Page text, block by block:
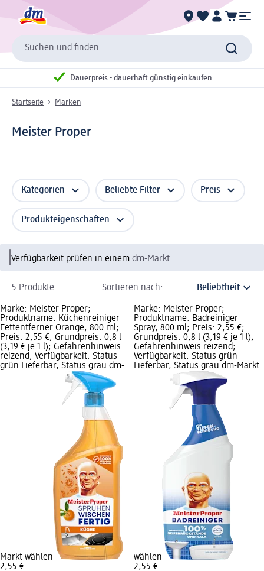
Suchen und finden
Dauerpreis - dauerhaft günstig einkaufen
Startseite Marken
Meister Proper
Kategorien Beliebte Filter Preis
Produkteigenschaften
Verfügbarkeit prüfen in einem dm-Markt
5 Produkte Sortieren nach:
Marke: Meister Proper;
Produktname: Küchenreiniger
Fettentferner Orange, 800 ml;
Preis: 2,55 €; Grundpreis: 0,8 l
(3,19 € je 1 l); Gefahrenhinweis
reizend; Verfügbarkeit: Status
grün Lieferbar, Status grau dm-
Markt wählen
2,55 €
Marke: Meister Proper;
Produktname: Badreiniger
Spray, 800 ml; Preis: 2,55 €;
Grundpreis: 0,8 l (3,19 € je 1 l);
Gefahrenhinweis reizend;
Verfügbarkeit: Status grün
Lieferbar, Status grau dm-Markt
wählen
2,55 €